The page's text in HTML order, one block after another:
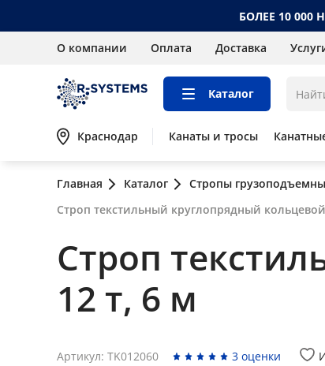
БОЛЕЕ 10
О компании Оплата Доставка
Каталог
Краснодар Канаты и тросы
Главная Каталог Стропы
Строп текстильный круглопрядный
Строп
12 т, 6 м
Артикул: TK012060 3 оценки